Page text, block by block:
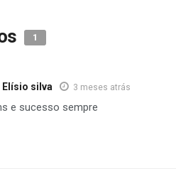
1
Elísio silva 3 meses atrás
e sucesso sempre